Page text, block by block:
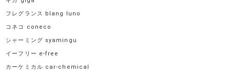
フレグランス blang luno
コネコ coneco
シャーミング syamingu
イーフリー e-free
カーケミカル car-chemical